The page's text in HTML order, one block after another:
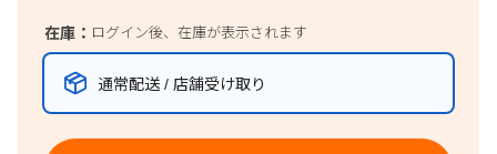
在庫： ログイン後、在庫が表示されます
通常配送 / 店舗受け取り